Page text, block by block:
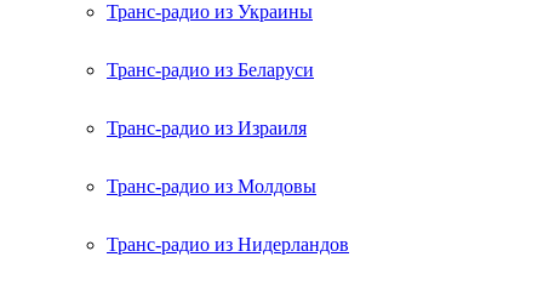
Транс-радио из Украины
Транс-радио из Беларуси
Транс-радио из Израиля
Транс-радио из Молдовы
Транс-радио из Нидерландов